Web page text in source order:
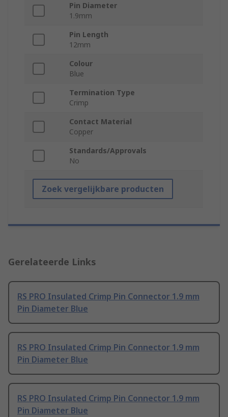
Pin Diameter
1.9mm
Pin Length
12mm
Colour
Blue
Termination Type
Crimp
Contact Material
Copper
Standards/Approvals
No
Zoek vergelijkbare producten
Gerelateerde Links
RS PRO Insulated Crimp Pin Connector 1.9 mm
Pin Diameter Blue
RS PRO Insulated Crimp Pin Connector 1.9 mm
Pin Diameter Blue
RS PRO Insulated Crimp Pin Connector 1.9 mm
Pin Diameter Blue